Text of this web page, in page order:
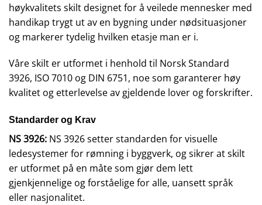
høykvalitets skilt designet for å veilede mennesker med
handikap trygt ut av en bygning under nødsituasjoner
og markerer tydelig hvilken etasje man er i.
Våre skilt er utformet i henhold til Norsk Standard
3926, ISO 7010 og DIN 6751, noe som garanterer høy
kvalitet og etterlevelse av gjeldende lover og forskrifter.
Standarder og Krav
NS 3926: NS 3926 setter standarden for visuelle
ledesystemer for rømning i byggverk, og sikrer at skilt
er utformet på en måte som gjør dem lett
gjenkjennelige og forståelige for alle, uansett språk
eller nasjonalitet.